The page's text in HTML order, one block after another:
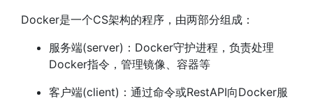
Docker是一个CS架构的程序，由两部分组成：
服务端(server)：Docker守护进程，负责处理
Docker指令，管理镜像、容器等
客户端(client)：通过命令或RestAPI向Docker服